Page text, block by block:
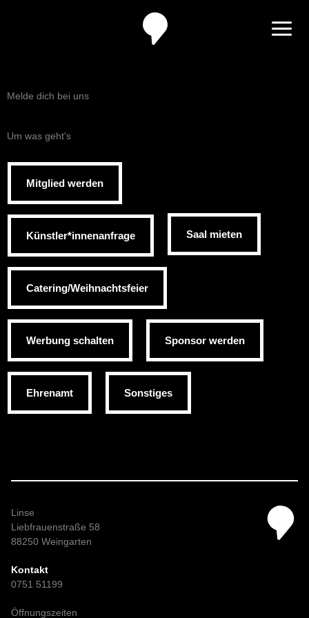
Melde dich bei uns
Um was geht's
Mitglied werden
Künstler*innenanfrage Saal mieten
Catering/Weihnachtsfeier
Werbung schalten Sponsor werden
Ehrenamt Sonstiges
Linse
Liebfrauenstraße 58
88250 Weingarten
Kontakt
0751 51199
Öffnungszeiten